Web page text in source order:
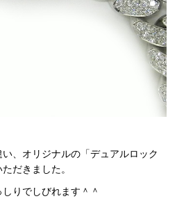
、オリジナルの「デュアルロック
だきました。
りでしびれます＾＾